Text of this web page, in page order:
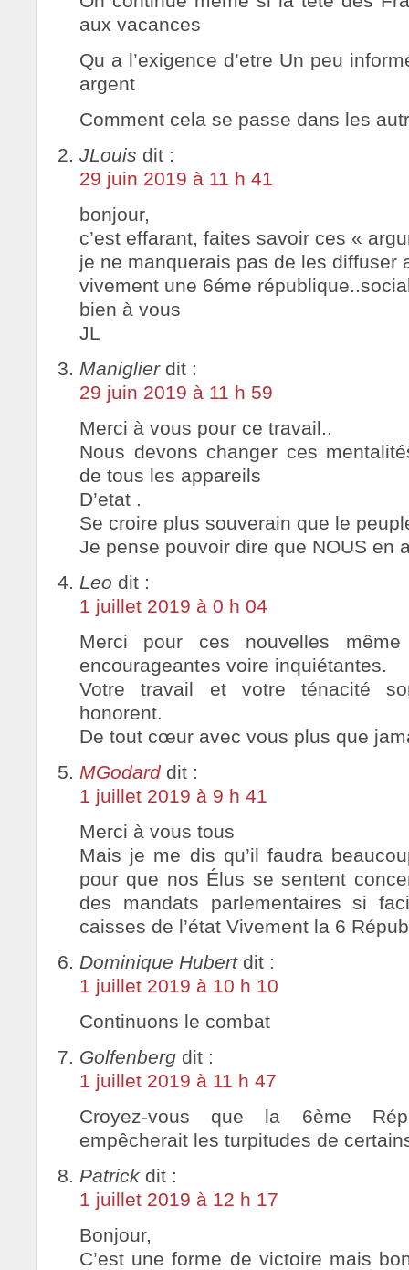
aux vacances
Qu a l’exigence d’etre Un peu
argent
Comment cela se passe dans les
JLouis dit :
29 juin 2019 à 11 h 41
bonjour,
c’est effarant, faites savoir ces «
je ne manquerais pas de les diffuser
vivement une 6éme
bien à vous
JL
Maniglier dit :
29 juin 2019 à 11 h 59
Merci à vous pour ce travail..
Nous devons changer ces
de tous les appareils
D’etat .
Se croire plus souverain que le
Je pense pouvoir dire que NOUS en
Leo dit :
1 juillet 2019 à 0 h 04
Merci pour ces nouvelles
encourageantes voire inquiétantes.
Votre travail et votre ténacité
honorent.
De tout cœur avec vous plus que
MGodard dit :
1 juillet 2019 à 9 h 41
Merci à vous tous
Mais je me dis qu’il faudra
pour que nos Élus se sentent
des mandats parlementaires si
caisses de l’état Vivement la 6
Dominique Hubert dit :
1 juillet 2019 à 10 h 10
Continuons le combat
Golfenberg dit :
1 juillet 2019 à 11 h 47
Croyez-vous que la 6ème
empêcherait les turpitudes de
Patrick dit :
1 juillet 2019 à 12 h 17
Bonjour,
C’est une forme de victoire mais